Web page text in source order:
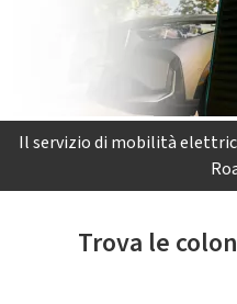
Il servizio di mobilità
Trova le